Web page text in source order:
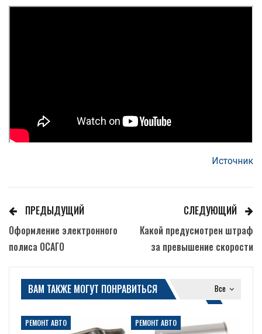
Источник
ПРЕДЫДУЩИЙ
Оформление электронного
полиса ОСАГО
СЛЕДУЮЩИЙ
Какой предусмотрен штраф
за превышение скорости
Все
ВАМ ТАКЖЕ МОГУТ ПОНРАВИТЬСЯ
РЕМОНТ АВТО РЕМОНТ АВТО